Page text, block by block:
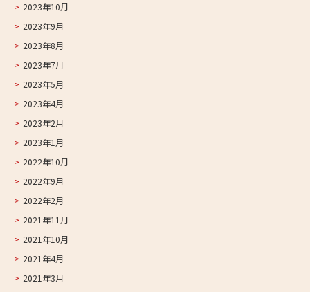
2023年10月
2023年9月
2023年8月
2023年7月
2023年5月
2023年4月
2023年2月
2023年1月
2022年10月
2022年9月
2022年2月
2021年11月
2021年10月
2021年4月
2021年3月